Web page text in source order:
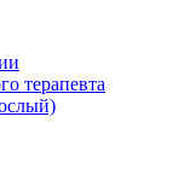
терапевта